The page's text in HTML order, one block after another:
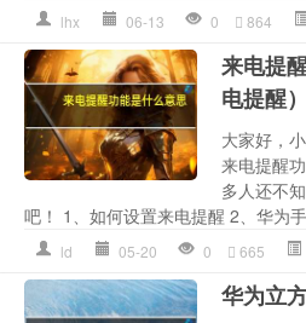
lhx 06-13 0 864
来电提
电提醒）
大家好，
来电提醒
多人还不
吧！ 1、如何设置来电提醒 2、华为
ld 05-20 0 665
华为立